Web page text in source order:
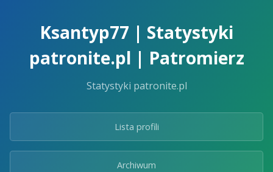
Ksantyp77 | Statystyki
patronite.pl | Patromierz
Statystyki patronite.pl
Lista profili
Archiwum